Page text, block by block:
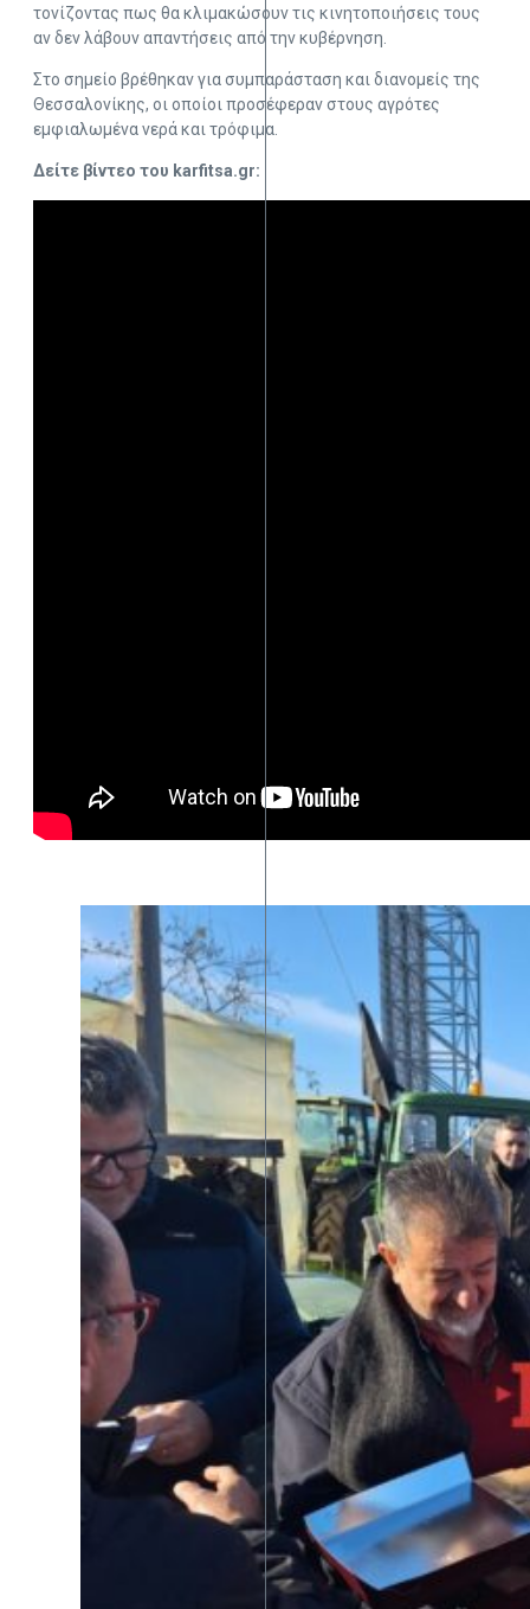
τονίζοντας πως θα κλιμακώσουν τις κινητοποιήσεις τους
αν δεν λάβουν απαντήσεις από την κυβέρνηση.
Στο σημείο βρέθηκαν για συμπαράσταση και διανομείς της
Θεσσαλονίκης, οι οποίοι προσέφεραν στους αγρότες
εμφιαλωμένα νερά και τρόφιμα.
Δείτε βίντεο του karfitsa.gr: